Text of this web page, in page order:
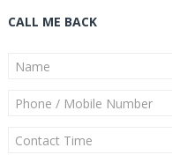
CALL ME BACK